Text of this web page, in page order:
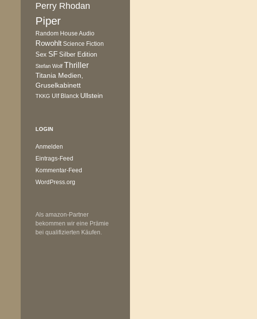
Perry Rhodan
Piper
Random House Audio
Rowohlt Science Fiction
Sex SF Silber Edition
Stefan Wolf Thriller
Titania Medien,
Gruselkabinett
TKKG Ulf Blanck Ullstein
LOGIN
Anmelden
Eintrags-Feed
Kommentar-Feed
WordPress.org
Als amazon-Partner
bekommen wir eine Prämie
bei qualifizierten Käufen.